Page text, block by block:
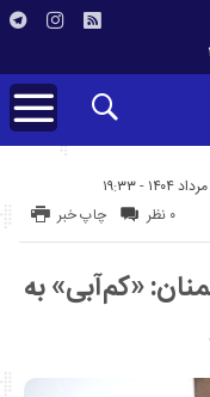
چاپ خبر ۰ نظر
«کم‌آبی» به